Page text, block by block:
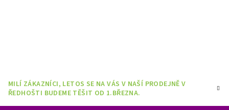
MILÍ ZÁKAZNÍCI, LETOS SE NA VÁS V NAŠÍ PRODEJNĚ V
ŘEDHOŠTI BUDEME TĚŠIT OD 1.BŘEZNA.